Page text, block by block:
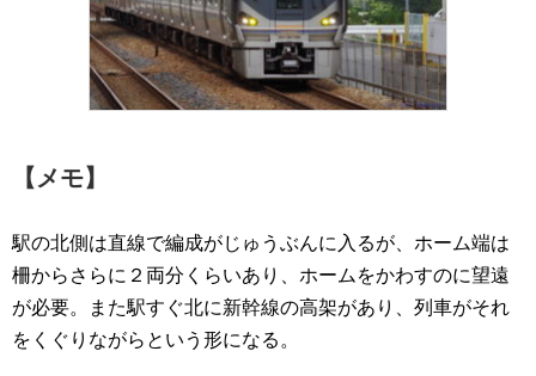
【メモ】
駅の北側は直線で編成がじゅうぶんに入るが、ホーム端は
柵からさらに２両分くらいあり、ホームをかわすのに望遠
が必要。また駅すぐ北に新幹線の高架があり、列車がそれ
をくぐりながらという形になる。